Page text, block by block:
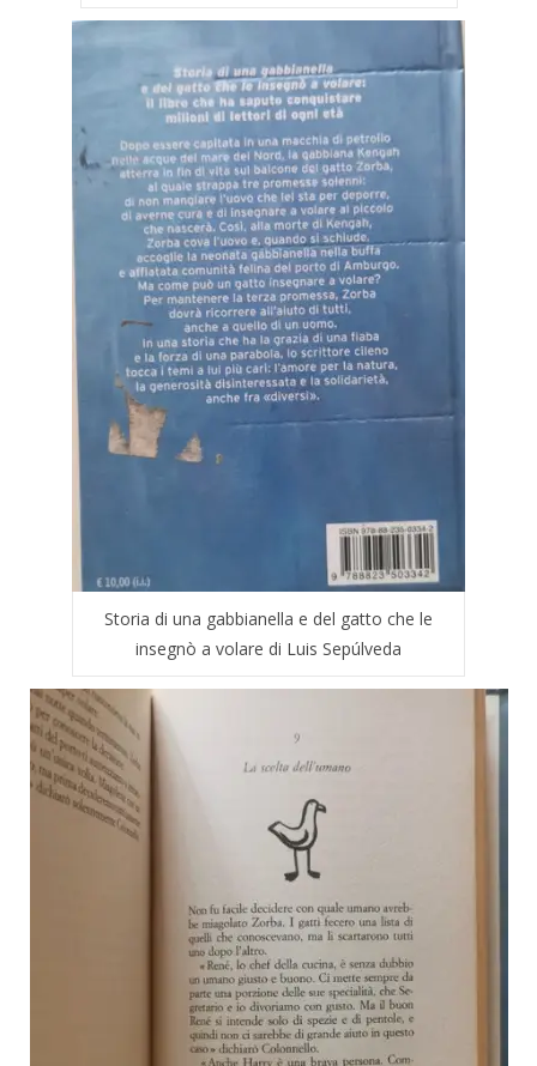
Storia di una gabbianella e del gatto che le
insegnò a volare di Luis Sepúlveda